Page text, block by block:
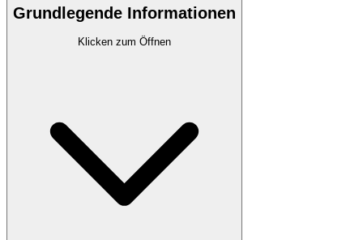
Grundlegende Informationen
Klicken zum Öffnen